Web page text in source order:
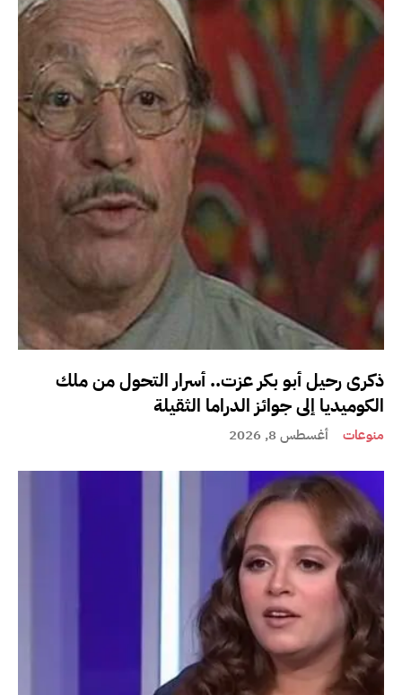
ذكرى رحيل أبو بكر عزت.. أسرار التحول من ملك
الكوميديا إلى جوائز الدراما الثقيلة
منوعات أغسطس 8, 2026